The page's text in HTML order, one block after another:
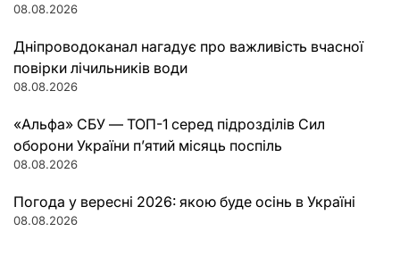
08.08.2026
Дніпроводоканал нагадує про важливість вчасної
повірки лічильників води
08.08.2026
«Альфа» СБУ — ТОП-1 серед підрозділів Сил
оборони України п’ятий місяць поспіль
08.08.2026
Погода у вересні 2026: якою буде осінь в Україні
08.08.2026